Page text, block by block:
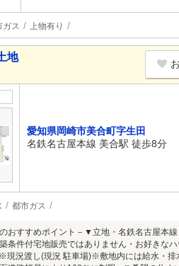
ガス 上物有り
地
愛知県岡崎市美合町字生田
名鉄名古屋本線 美合駅 徒歩8分
都市ガス
のおすすめポイント－▼立地・名鉄名古屋
条件付宅地販売ではありません・お好きな
現況渡し(現況 駐車場)※敷地内には給水・